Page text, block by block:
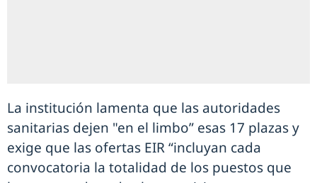
La institución lamenta que las autoridades
sanitarias dejen "en el limbo” esas 17 plazas y
exige que las ofertas EIR “incluyan cada
convocatoria la totalidad de los puestos que